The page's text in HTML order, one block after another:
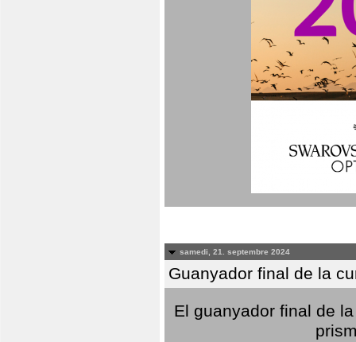
samedi, 21. septembre 2024
Guanyador final de la
El guanyador final de